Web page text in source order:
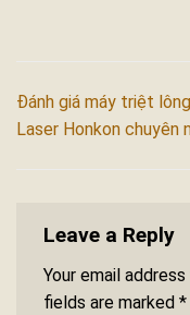
Đánh giá máy triệt
Laser Honkon chuyên
Leave a Reply
Your email
fields are marked *